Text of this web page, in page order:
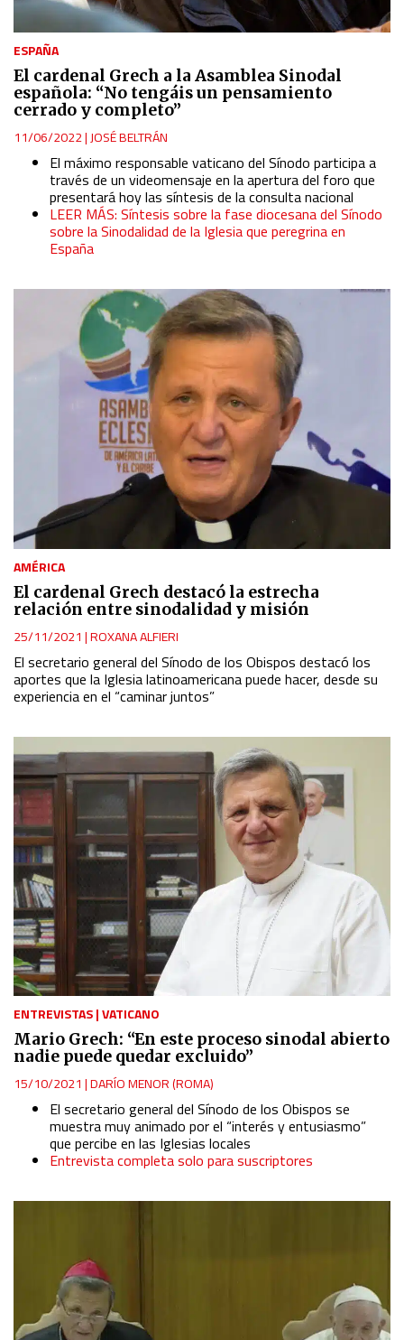
ESPAÑA
El cardenal Grech a la Asamblea Sinodal
española: “No tengáis un pensamiento
cerrado y completo”
11/06/2022| JOSÉ BELTRÁN
El máximo responsable vaticano del Sínodo participa a
través de un videomensaje en la apertura del foro que
presentará hoy las síntesis de la consulta nacional
LEER MÁS: Síntesis sobre la fase diocesana del Sínodo
sobre la Sinodalidad de la Iglesia que peregrina en
España
AMÉRICA
El cardenal Grech destacó la estrecha
relación entre sinodalidad y misión
25/11/2021 |ROXANA ALFIERI
El secretario general del Sínodo de los Obispos destacó los
aportes que la Iglesia latinoamericana puede hacer, desde su
experiencia en el “caminar juntos”
ENTREVISTAS|VATICANO
Mario Grech: “En este proceso sinodal abierto
nadie puede quedar excluido”
15/10/2021 |DARÍO MENOR (ROMA)
El secretario general del Sínodo de los Obispos se
muestra muy animado por el “interés y entusiasmo”
que percibe en las Iglesias locales
Entrevista completa solo para suscriptores